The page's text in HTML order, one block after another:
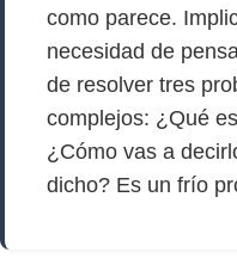
como parece.
necesidad de
de resolver tres
complejos: ¿Qué
¿Cómo vas a
dicho? Es un frío